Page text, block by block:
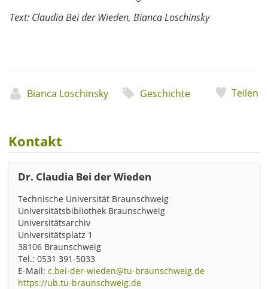
Text: Claudia Bei der Wieden, Bianca Loschinsky
Bianca Loschinsky Geschichte Teilen
Kontakt
Dr. Claudia Bei der Wieden
Technische Universität Braunschweig
Universitätsbibliothek Braunschweig
Universitätsarchiv
Universitätsplatz 1
38106 Braunschweig
Tel.: 0531 391-5033
E-Mail: c.bei-der-wieden@tu-braunschweig.de
https://ub.tu-braunschweig.de